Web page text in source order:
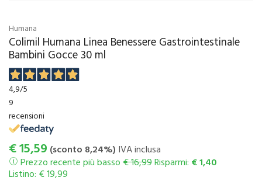
Humana
Colimil Humana Linea Benessere Gastrointestinale
Bambini Gocce 30 ml
4,9/5
9
recensioni
€15,59 (sconto 8,24%) IVA inclusa
Prezzo recente più basso € 16,99Risparmi: € 1,40
Listino: € 19,99